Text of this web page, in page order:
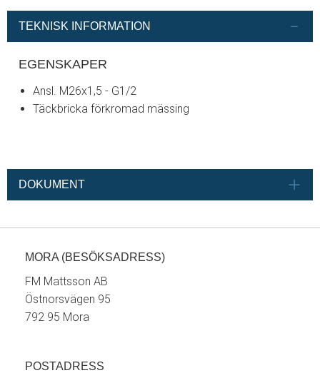
TEKNISK INFORMATION
EGENSKAPER
Ansl. M26x1,5 - G1/2
Täckbricka förkromad mässing
DOKUMENT
MORA (BESÖKSADRESS)
FM Mattsson AB
Östnorsvägen 95
792 95 Mora
POSTADRESS